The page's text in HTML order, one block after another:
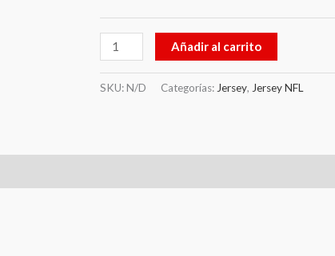
Añadir al carrito
SKU:N/D Categorías:Jersey, Jersey NFL